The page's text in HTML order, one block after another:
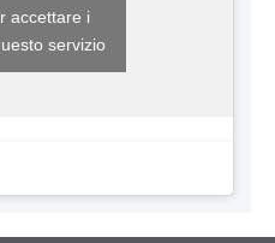
accettare i
servizio